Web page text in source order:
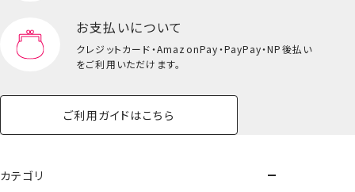
＜死柄木弔・荼毘・トガヒミコ＞
お支払いについて
クレジットカード・AmazonPay・PayPay・NP後払い
をご利用いただけます。
ご利用ガイドはこちら
カテゴリ